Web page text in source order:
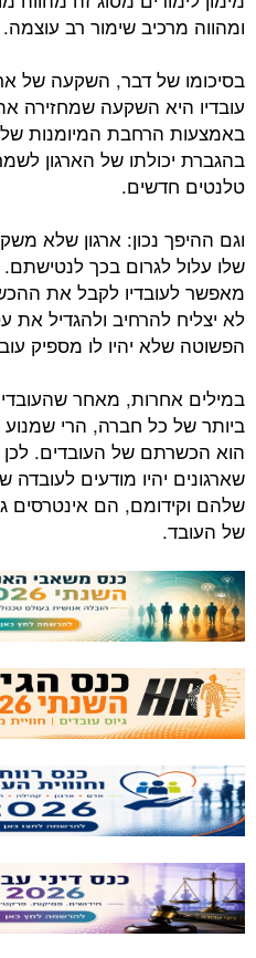
ומהווה מרכיב שימור רב עוצמה.
בסיכומו של דבר, השקעה של
עובדיו היא השקעה שמחזירה
באמצעות הרחבת המיומנות
בהגברת יכולתו של הארגון
טלנטים חדשים.
וגם ההיפך נכון: ארגון שלא
שלו עלול לגרום בכך
מאפשר לעובדיו לקבל את
לא יצליח להרחיב ולהגדיל את
הפשוטה שלא יהיו לו מספיק
במילים אחרות, מאחר
ביותר של כל חברה, הרי
הוא הכשרתם של העובדים.
שארגונים יהיו מודעים
שלהם וקידומם, הם אינטרסים
של העובד.